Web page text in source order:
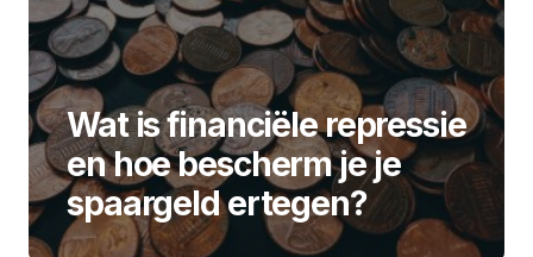
Wat is financiële repressie
en hoe bescherm je je
spaargeld ertegen?